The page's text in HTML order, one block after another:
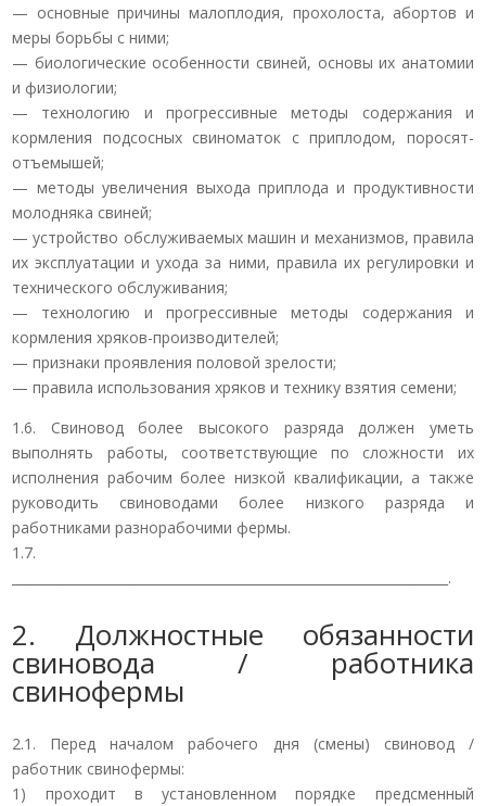
— основные причины малоплодия, прохолоста, абортов и
меры борьбы с ними;
— биологические особенности свиней, основы их анатомии
и физиологии;
— технологию и прогрессивные методы содержания и
кормления подсосных свиноматок с приплодом, поросят-
отъемышей;
— методы увеличения выхода приплода и продуктивности
молодняка свиней;
— устройство обслуживаемых машин и механизмов, правила
их эксплуатации и ухода за ними, правила их регулировки и
технического обслуживания;
— технологию и прогрессивные методы содержания и
кормления хряков-производителей;
— признаки проявления половой зрелости;
— правила использования хряков и технику взятия семени;
1.6. Свиновод более высокого разряда должен уметь
выполнять работы, соответствующие по сложности их
исполнения рабочим более низкой квалификации, а также
руководить свиноводами более низкого разряда и
работниками разнорабочими фермы.
1.7.
___________________________________________________________________.
2. Должностные обязанности
свиновода / работника
свинофермы
2.1. Перед началом рабочего дня (смены) свиновод /
работник свинофермы:
1) проходит в установленном порядке предсменный